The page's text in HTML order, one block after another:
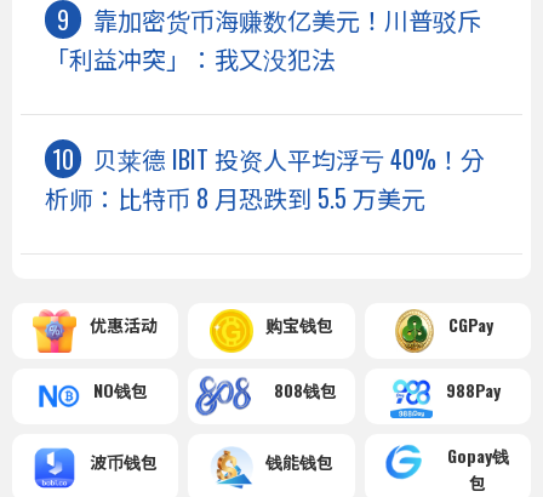
靠加密货币海赚数亿美元！川普驳斥
「利益冲突」：我又没犯法
贝莱德 IBIT 投资人平均浮亏 40%！分
析师：比特币 8 月恐跌到 5.5 万美元
优惠活动 购宝钱包 CGPay
NO钱包 808钱包 988Pay
波币钱包 钱能钱包
Gopay钱
包